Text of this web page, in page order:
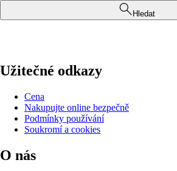
Hledat
Užitečné odkazy
Cena
Nakupujte online bezpečně
Podmínky používání
Soukromí a cookies
O nás